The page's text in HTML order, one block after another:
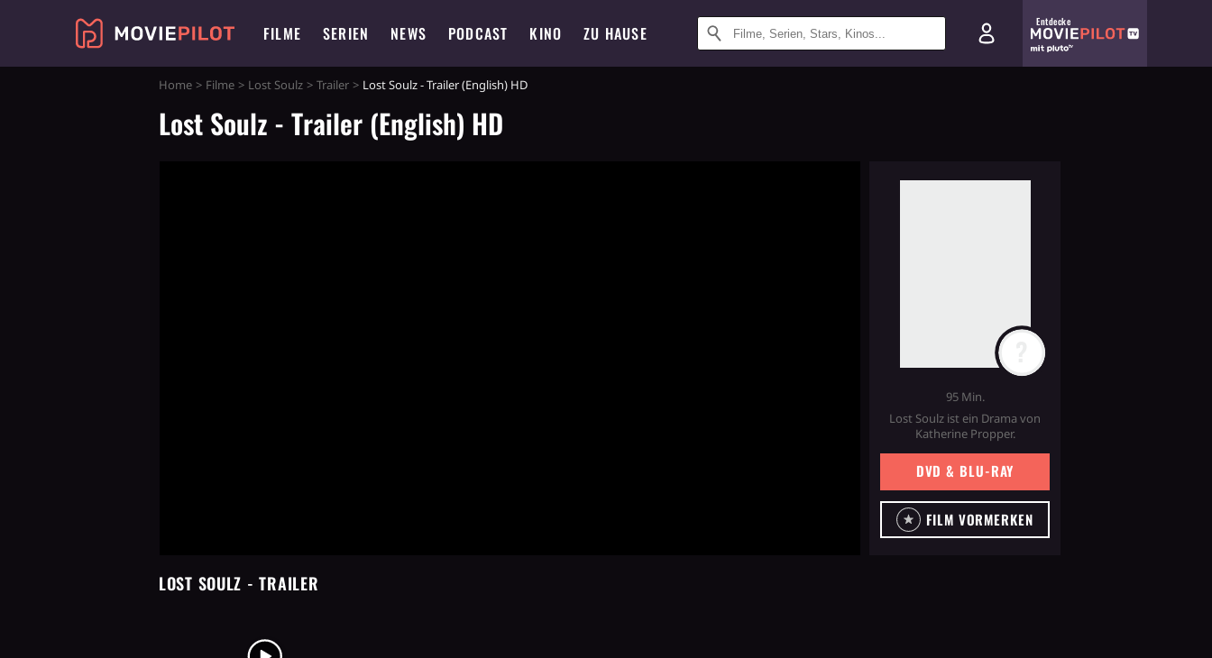
FILME SERIEN NEWS PODCAST KINO ZU HAUSE
Entdecke
Home Filme Lost Soulz Trailer Lost Soulz - Trailer (English) HD
Lost Soulz - Trailer (English) HD
95 Min.
Lost Soulz ist ein Drama von
Katherine Propper.
DVD & BLU-RAY
FILM VORMERKEN
LOST SOULZ - TRAILER